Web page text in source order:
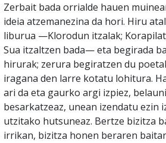
Zerbait bada orrialde hauen
ideia atzemanezina da hori. Hiru
liburua —Klorodun itzalak;
Sua itzaltzen bada— eta begirada
hirurak; zerura begiratzen du
iragana den larre kotatu lohitura.
ari da eta gaurko argi izpiez,
besarkatzeaz, unean izendatu ezin
utzitako hutsuneaz. Bertze bizitza
irrikan, bizitza honen beraren